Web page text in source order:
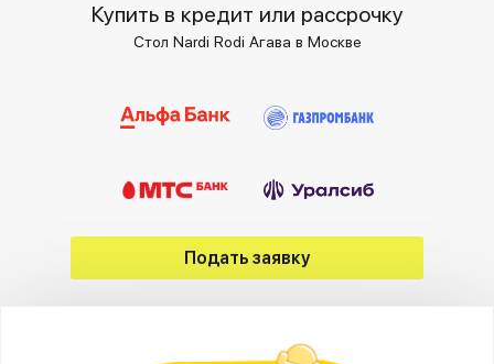
Купить в кредит или рассрочку
Стол Nardi Rodi Агава в Москве
Подать заявку